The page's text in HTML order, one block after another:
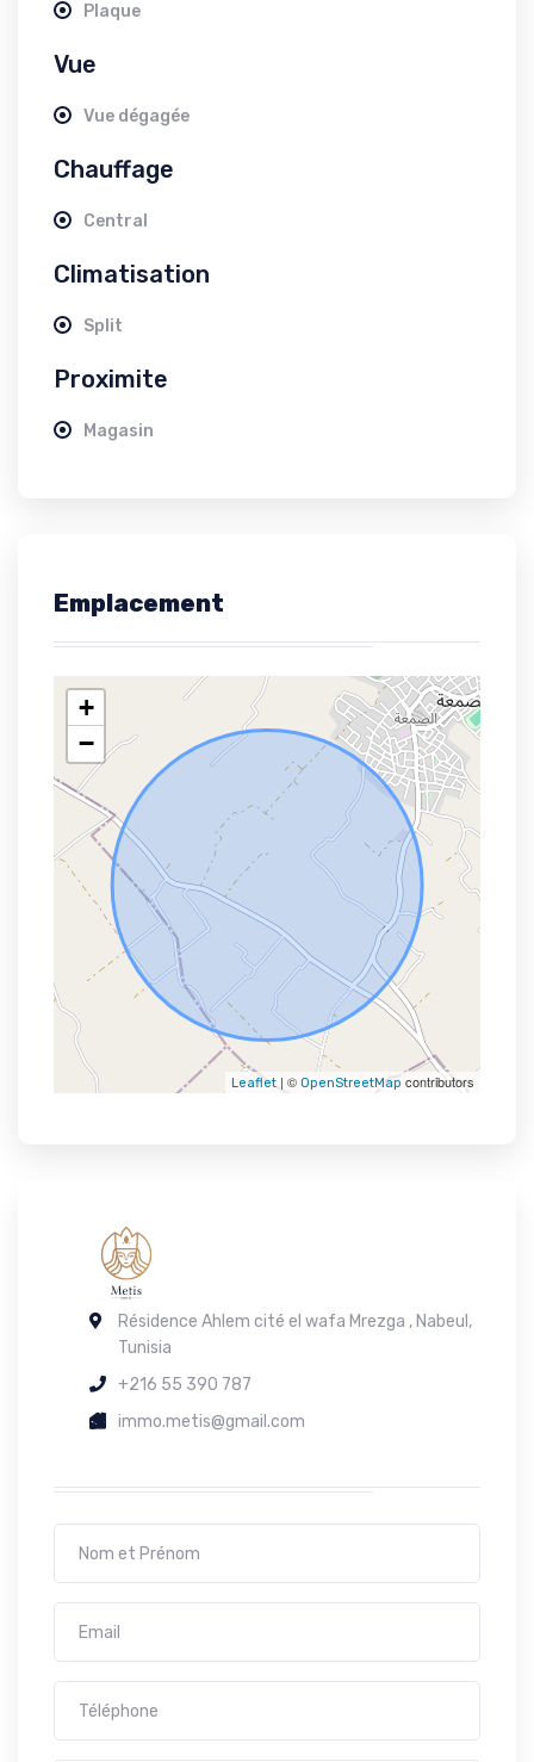
Plaque
Vue
Vue dégagée
Chauffage
Central
Climatisation
Split
Proximite
Magasin
Emplacement
+
−
Leaflet | © OpenStreetMap contributors
Résidence Ahlem cité el wafa Mrezga , Nabeul,
Tunisia
+216 55 390 787
immo.metis@gmail.com